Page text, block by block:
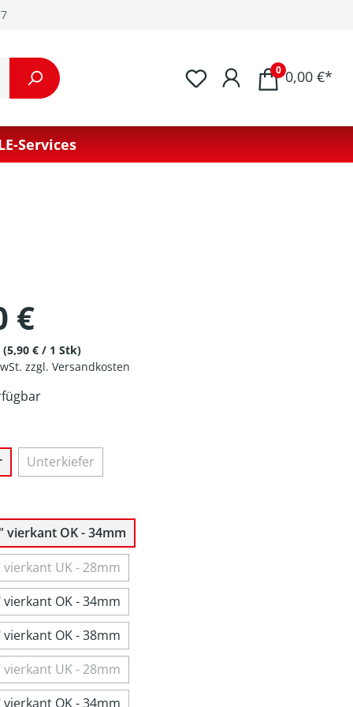
0 0,00 €*
Services
€
(5,90 € / 1 Stk)
zzgl. Versandkosten
Unterkiefer
vierkant OK - 34mm
vierkant UK - 28mm
vierkant OK - 34mm
vierkant OK - 38mm
vierkant UK - 28mm
vierkant OK - 34mm